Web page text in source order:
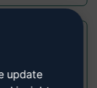
update